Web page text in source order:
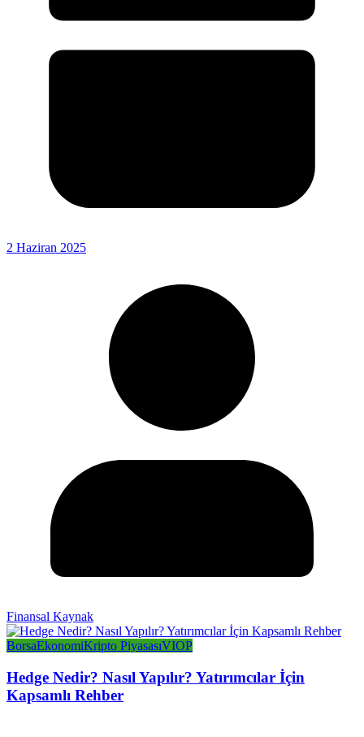
2 Haziran 2025
Finansal Kaynak
BorsaEkonomiKripto PiyasasıVIOP
Hedge Nedir? Nasıl Yapılır? Yatırımcılar İçin
Kapsamlı Rehber